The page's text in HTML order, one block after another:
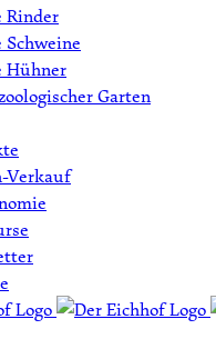
Rinder
Schweine
Hühner
Garten
Verkauf